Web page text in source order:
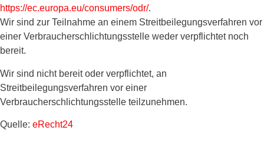
https://ec.europa.eu/consumers/odr/.
Wir sind zur Teilnahme an einem Streitbeilegungsverfahren vor
einer Verbraucherschlichtungsstelle weder verpflichtet noch
bereit.
Wir sind nicht bereit oder verpflichtet, an
Streitbeilegungsverfahren vor einer
Verbraucherschlichtungsstelle teilzunehmen.
Quelle: eRecht24